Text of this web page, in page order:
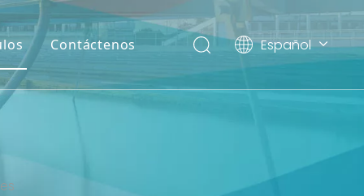
Contáctenos Español
English
العربية